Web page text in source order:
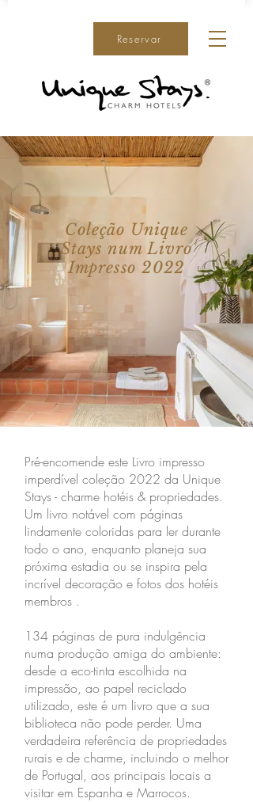
Reservar
Coleção Unique
Stays num Livro
Impresso 2022
Pré-encomende este Livro impresso
imperdível coleção 2022 da Unique
Stays - charme hotéis & propriedades.
Um livro notável com páginas
lindamente coloridas para ler durante
todo o ano, enquanto planeja sua
próxima estadia ou se inspira pela
incrível decoração e fotos dos hotéis
membros .
134 páginas de pura indulgência
numa produção amiga do ambiente:
desde a eco-tinta escolhida na
impressão, ao papel reciclado
utilizado, este é um livro que a sua
biblioteca não pode perder. Uma
verdadeira referência de propriedades
rurais e de charme, incluindo o melhor
de Portugal, aos principais locais a
visitar em Espanha e Marrocos.